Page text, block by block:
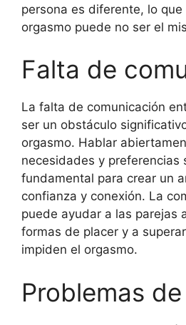
persona es diferente, lo
orgasmo puede no ser el
Falta de
La falta de comunicación
ser un obstáculo
orgasmo. Hablar
necesidades y preferencias
fundamental para crear un
confianza y conexión. La
puede ayudar a las parejas
formas de placer y a
impiden el orgasmo.
Problemas